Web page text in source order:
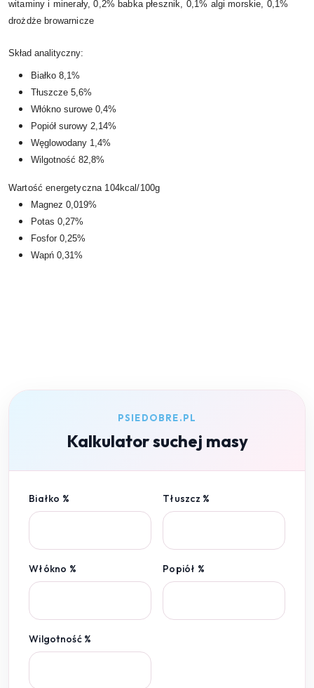
witaminy i minerały, 0,2% babka płesznik, 0,1% algi morskie, 0,1%
drożdże browarnicze
Skład analityczny:
Białko 8,1%
Tłuszcze 5,6%
Włókno surowe 0,4%
Popiół surowy 2,14%
Węglowodany 1,4%
Wilgotność 82,8%
Wartość energetyczna 104kcal/100g
Magnez 0,019%
Potas 0,27%
Fosfor 0,25%
Wapń 0,31%
PSIEDOBRE.PL
Kalkulator suchej masy
Białko % Tłuszcz %
Włókno % Popiół %
Wilgotność %